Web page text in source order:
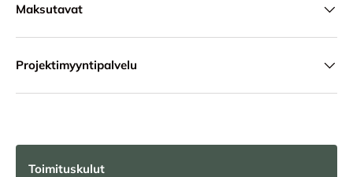
Maksutavat
Projektimyyntipalvelu
Toimituskulut